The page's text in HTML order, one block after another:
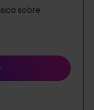
sobre